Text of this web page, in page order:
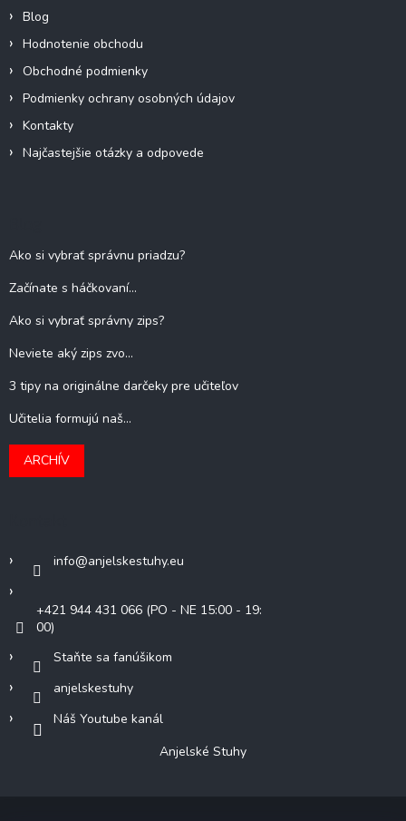
Blog
Hodnotenie obchodu
Obchodné podmienky
Podmienky ochrany osobných údajov
Kontakty
Najčastejšie otázky a odpovede
Ako si vybrať správnu priadzu?
Začínate s háčkovaní...
Ako si vybrať správny zips?
Neviete aký zips zvo...
3 tipy na originálne darčeky pre učiteľov
Učitelia formujú naš...
ARCHÍV
info@anjelskestuhy.eu
+421 944 431 066 (PO - NE 15:00 - 19:
00)
Staňte sa fanúšikom
anjelskestuhy
Náš Youtube kanál
Anjelské Stuhy